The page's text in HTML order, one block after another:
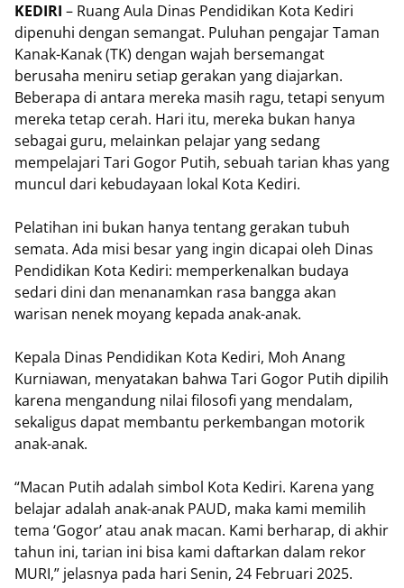
KEDIRI – Ruang Aula Dinas Pendidikan Kota Kediri
dipenuhi dengan semangat. Puluhan pengajar Taman
Kanak-Kanak (TK) dengan wajah bersemangat
berusaha meniru setiap gerakan yang diajarkan.
Beberapa di antara mereka masih ragu, tetapi senyum
mereka tetap cerah. Hari itu, mereka bukan hanya
sebagai guru, melainkan pelajar yang sedang
mempelajari Tari Gogor Putih, sebuah tarian khas yang
muncul dari kebudayaan lokal Kota Kediri.
Pelatihan ini bukan hanya tentang gerakan tubuh
semata. Ada misi besar yang ingin dicapai oleh Dinas
Pendidikan Kota Kediri: memperkenalkan budaya
sedari dini dan menanamkan rasa bangga akan
warisan nenek moyang kepada anak-anak.
Kepala Dinas Pendidikan Kota Kediri, Moh Anang
Kurniawan, menyatakan bahwa Tari Gogor Putih dipilih
karena mengandung nilai filosofi yang mendalam,
sekaligus dapat membantu perkembangan motorik
anak-anak.
“Macan Putih adalah simbol Kota Kediri. Karena yang
belajar adalah anak-anak PAUD, maka kami memilih
tema ‘Gogor’ atau anak macan. Kami berharap, di akhir
tahun ini, tarian ini bisa kami daftarkan dalam rekor
MURI,” jelasnya pada hari Senin, 24 Februari 2025.